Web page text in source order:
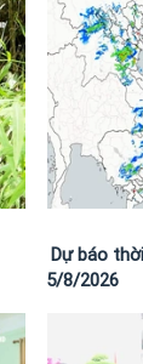
Dự báo
5/8/2026